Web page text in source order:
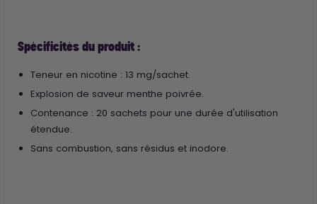
Spécificités du produit :
Teneur en nicotine : 13 mg/sachet.
Explosion de saveur menthe poivrée.
Contenance : 20 sachets pour une durée d'utilisation
étendue.
Sans combustion, sans résidus et inodore.